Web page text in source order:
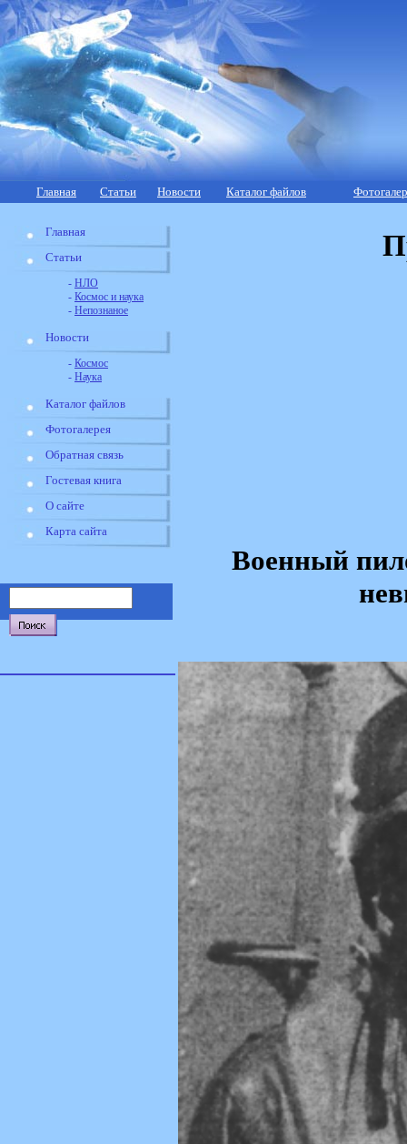
Главная Статьи Новости Каталог файлов
Главная
Статьи
- НЛО
- Космос и наука
- Непознаное
Новости
- Космос
- Наука
Каталог файлов
Фотогалерея
Обратная связь
Гостевая книга
О сайте
Карта сайта
Военный